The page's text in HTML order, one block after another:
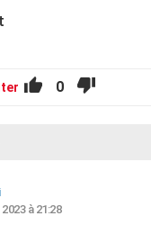
0
à 21:28